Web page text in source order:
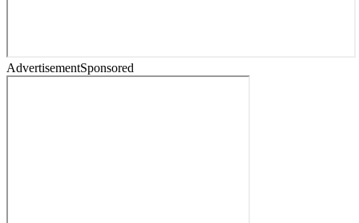
AdvertisementSponsored